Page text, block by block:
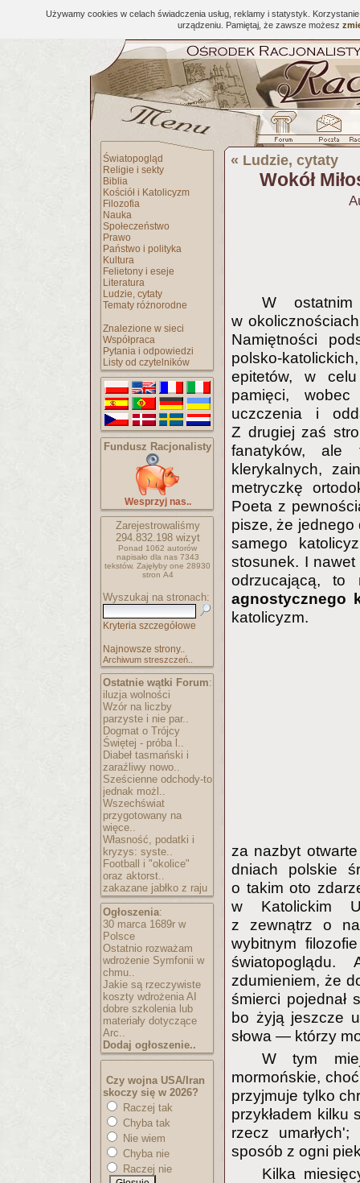
Używamy cookies w celach świadczenia usług, reklamy i statystyk.
urządzeniu. Pamiętaj, że zawsze możesz
Światopogląd
Religie i sekty
Biblia
Kościół i Katolicyzm
Filozofia
Nauka
Społeczeństwo
Prawo
Państwo i polityka
Kultura
Felietony i eseje
Literatura
Ludzie, cytaty
Tematy różnorodne
Znalezione w sieci
Współpraca
Pytania i odpowiedzi
Listy od czytelników
Fundusz Racjonalisty
Wesprzyj nas..
Zarejestrowaliśmy
294.832.198wizyt
Ponad 1062 autorów
napisało dla nas 7343
tekstów. Zajęłyby one 28930
stron A4
Wyszukaj na stronach:
Kryteria szczegółowe
Najnowsze strony..
Archiwum streszczeń..
Ostatnie wątki Forum:
iluzja wolności
Wzór na liczby
parzyste i nie par..
Dogmat o Trójcy
Świętej - próba l..
Diabeł tasmański i
zaraźliwy nowo..
Sześcienne odchody-to
jednak możl..
Wszechświat
przygotowany na
więce..
Własność, podatki i
kryzys: syste..
Football i "okolice"
oraz aktorst..
zakazane jabłko z raju
Ogłoszenia:
30 marca 1689r w
Polsce
Ostatnio rozważam
wdrożenie Symfonii w
chmu..
Jakie są rzeczywiste
koszty wdrożenia AI
dobre szkolenia lub
materiały dotyczące
Arc..
Dodaj ogłoszenie..
Czy wojna USA/Iran
skoczy się w 2026?
Raczej tak
Chyba tak
Nie wiem
Chyba nie
Raczej nie
« Ludzie, cytaty
Wokół
W
w
Namiętności
polsko-
epitetów, w
pamięci, wobec
uczczenia i
Z drugiej zaś
fanatyków, ale
klerykalnych,
metryczkę
Poeta z
pisze, że
samego
stosunek. I
odrzucającą, to
agnostycznego
katolicyzm.
za nazbyt
dniach polskie
o takim oto
w Katolickim
z zewnątrz o
wybitnym
zdumieniem, że
śmierci pojednał
bo żyją jeszcze
słowa — którzy
W tym
mormońskie,
przyjmuje tylko
przykładem kilku
rzecz
sposób z ogni
Kilka